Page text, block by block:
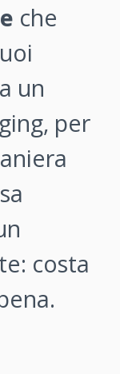
che
un
per
costa